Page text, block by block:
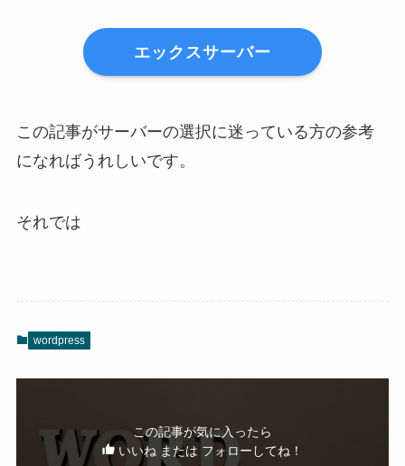
エックスサーバー
この記事がサーバーの選択に迷っている方の参考
になればうれしいです。
それでは
wordpress
この記事が気に入ったら
いいね または フォローしてね！